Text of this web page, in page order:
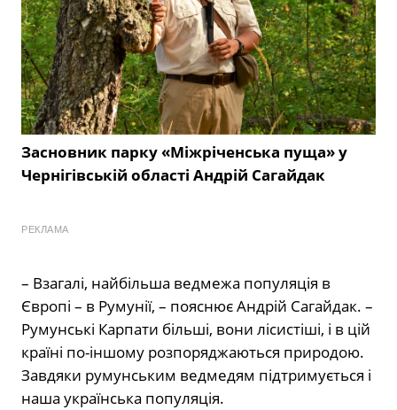
Засновник парку «Міжріченська пуща» у
Чернігівській області Андрій Сагайдак
РЕКЛАМА
– Взагалі, найбільша ведмежа популяція в
Європі – в Румунії, – пояснює Андрій Сагайдак. –
Румунські Карпати більші, вони лісистіші, і в цій
країні по-іншому розпоряджаються природою.
Завдяки румунським ведмедям підтримується і
наша українська популяція.